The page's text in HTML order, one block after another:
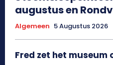
augustus en
Algemeen 5 Augustus 2026
Fred zet het museum